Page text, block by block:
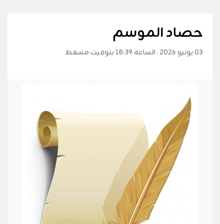
حصاد الموسم
03 يونيو 2026 . الساعة 18:39 بتوقيت مسقط